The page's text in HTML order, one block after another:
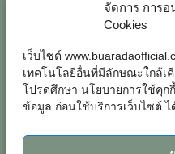
จัดการ การ
Cookies
เว็บไซต์
เทคโนโลยีอื่นที่มีลักษณะใกล้เ
โปรดศึกษา นโยบายการใช้คุก
ข้อมูล ก่อนใช้บริการเว็บไซต์
อีเมล*ต้องการ
รหัสผ่าน*ต้องการ
ซื้อของคุณ สนับสนุนประสบก